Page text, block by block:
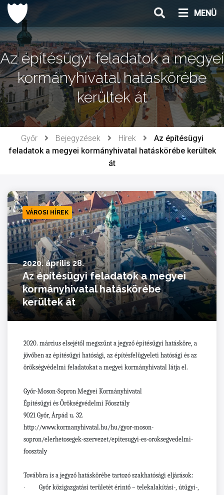
Ugrás
tartalomhoz
MENÜ
Az építésügyi feladatok a megyei
kormányhivatal hatáskörébe
kerültek át
Győr Bejegyzések Hírek
Az építésügyi
feladatok a megyei kormányhivatal hatáskörébe kerültek
át
VÁROSI HÍREK
2020. április 28.
Az építésügyi feladatok a megyei
kormányhivatal hatáskörébe
kerültek át
2020. március elsejétől megszűnt a jegyző építésügyi hatásköre, a
jövőben az építésügyi hatósági, az építésfelügyeleti hatósági és az
örökségvédelmi feladatokat a megyei kormányhivatal látja el.
Győr-Moson-Sopron Megyei Kormányhivatal
Építésügyi és Örökségvédelmi Főosztály
9021 Győr, Árpád u. 32.
http://www.kormanyhivatal.hu/hu/gyor-moson-
sopron/elerhetosegek-szervezet/epitesugyi-es-oroksegvedelmi-
foosztaly
Továbbra is a jegyző hatáskörébe tartozó szakhatósági eljárások:
·
Győr közigazgatási területét érintő – telekalakítási-, útügyi-,